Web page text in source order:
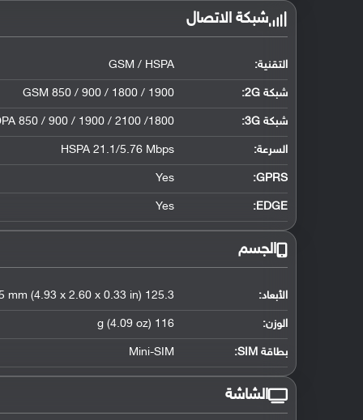
شبكة الاتصال
التقنية: GSM / HSPA
شبكة 2G: GSM 850 / 900 / 1800 / 1900
شبكة 3G :
850 / 900 / 1900 / 2100 /1800
السرعة: HSPA 21.1/5.76 Mbps
GPRS:
Yes
EDGE:
Yes
الجسم
الأبعاد: 125.3 x 66.1 x 8.5 mm (4.93 x 2.60 x 0.33 in)
الوزن: 116 g (4.09 oz)
بطاقة SIM: Mini-SIM
الشاشة